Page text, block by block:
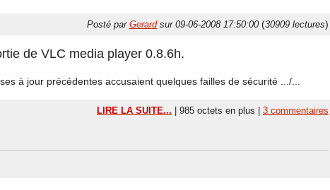
Posté par Gerard sur 09-06-2008 17:50:00 (30909 lectures)
de VLC media player 0.8.6h.
à jour précédentes accusaient quelques failles de sécurité .../...
LIRE LA SUITE... | 985 octets en plus | 3 commentaires